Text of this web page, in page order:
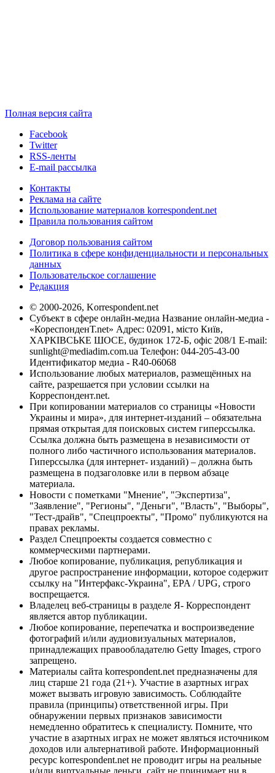
Полная версия сайта
Facebook
Twitter
RSS-ленты
E-mail рассылка
Контакты
Реклама на сайте
Использование материалов korrespondent.net
Правила пользования сайтом
Договор пользования сайтом
Политика в сфере конфиденциальности и персональных
данных
Пользовательское соглашение
Редакция
© 2000-2026, Korrespondent.net
Субъект в сфере онлайн-медиа Название онлайн-медиа -
«КореспонденТ.net» Адрес: 02091, місто Київ,
ХАРКІВСЬКЕ ШОСЕ, будинок 172-Б, офіс 208/1 E-mail:
sunlight@mediadim.com.ua Телефон: 044-205-43-00
Идентификатор медиа - R40-06068
Использование любых материалов, размещённых на
сайте, разрешается при условии ссылки на
Корреспондент.net.
При копировании материалов со страницы «Новости
Украины и мира», для интернет-изданий – обязательна
прямая открытая для поисковых систем гиперссылка.
Ссылка должна быть размещена в независимости от
полного либо частичного использования материалов.
Гиперссылка (для интернет- изданий) – должна быть
размещена в подзаголовке или в первом абзаце
материала.
Новости с пометками "Мнение", "Экспертиза",
"Заявление", "Регионы", "Деньги", "Власть", "Выборы",
"Тест-драйв", "Спецпроекты", "Промо" публикуются на
правах рекламы.
Раздел Спецпроекты создается совместно с
коммерческими партнерами.
Любое копирование, публикация, републикация и
другое распространение информации, которое содержит
ссылку на "Интерфакс-Украина", EPA / UPG, строго
воспрещается.
Владелец веб-страницы в разделе Я- Корреспондент
является автор публикации.
Любое копирование, перепечатка и воспроизведение
фотографий и/или аудиовизуальных материалов,
принадлежащих правообладателю Getty Images, строго
запрещено.
Материалы сайта korrespondent.net предназначены для
лиц старше 21 года (21+). Участие в азартных играх
может вызвать игровую зависимость. Соблюдайте
правила (принципы) ответственной игры. При
обнаружении первых признаков зависимости
немедленно обратитесь к специалисту. Помните, что
участие в азартных играх не может являться источником
доходов или альтернативой работе. Информационный
ресурс korrespondent.net не проводит игры на реальные
и/или виртуальные деньги, сайт не принимает ни в